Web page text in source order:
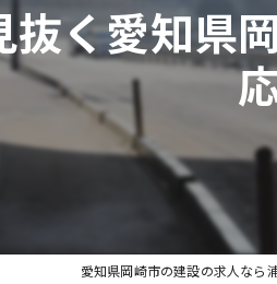
く愛知県
愛知県岡崎市の建設の求人なら